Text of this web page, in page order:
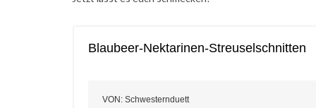
Blaubeer-Nektarinen-Streuselschnitten
VON : Schwesternduett